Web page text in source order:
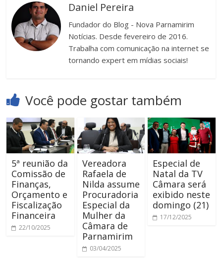
Daniel Pereira
Fundador do Blog - Nova Parnamirim
Notícias. Desde fevereiro de 2016.
Trabalha com comunicação na internet se
tornando expert em mídias sociais!
Você pode gostar também
5ª reunião da
Comissão de
Finanças,
Orçamento e
Fiscalização
Financeira
22/10/2025
Vereadora
Rafaela de
Nilda assume
Procuradoria
Especial da
Mulher da
Câmara de
Parnamirim
03/04/2025
Especial de
Natal da TV
Câmara será
exibido neste
domingo (21)
17/12/2025